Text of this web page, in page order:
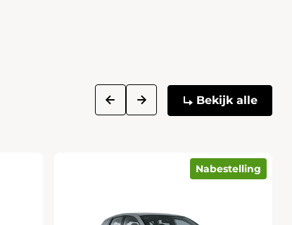
Bekijk alle
Nabestelling
prev next